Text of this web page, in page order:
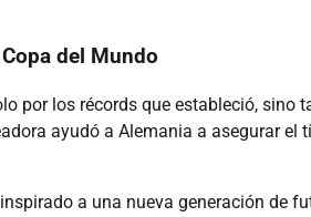
del Mundo
por los récords que estableció, sino
ayudó a Alemania a asegurar el
a una nueva generación de